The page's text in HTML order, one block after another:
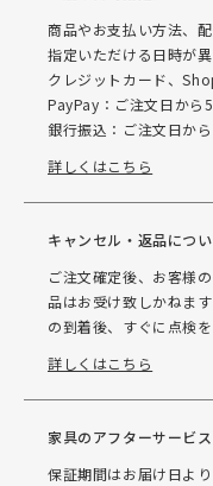
商品やお支払い方法、
指定いただける日時が異
クレジットカード、
PayPay：ご注文日から
銀行振込：ご注文日か
詳しくはこちら
キャンセル・返品につ
ご注文確定後、お客様
品はお受け致しかねま
の到着後、すぐに点検を
詳しくはこちら
家具のアフターサービ
保証期間はお届け日よ